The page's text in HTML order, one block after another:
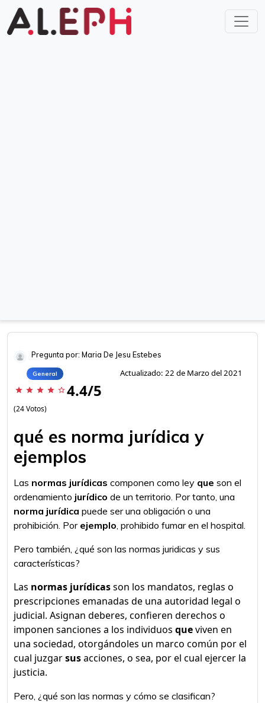
Pregunta por: Maria De Jesu Estebes
General Actualizado: 22 de Marzo del 2021
star star star star star_border 4.4/5
(24 Votos)
qué es norma jurídica y
ejemplos
Las normas jurídicas componen como ley que son el
ordenamiento jurídico de un territorio. Por tanto, una
norma jurídica puede ser una obligación o una
prohibición. Por ejemplo, prohibido fumar en el hospital.
Pero también, ¿qué son las normas juridicas y sus
características?
Las normas jurídicasson los mandatos, reglas o
prescripciones emanadas de una autoridad legal o
judicial. Asignan deberes, confieren derechos o
imponen sanciones a los individuos queviven en
una sociedad, otorgándoles un marco común por el
cual juzgarsusacciones, o sea, por el cual ejercer la
justicia.
Pero, ¿qué son las normas y cómo se clasifican?